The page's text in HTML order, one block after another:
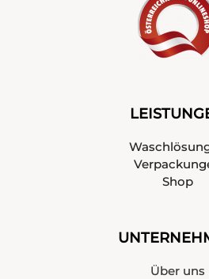
Shop
Über uns